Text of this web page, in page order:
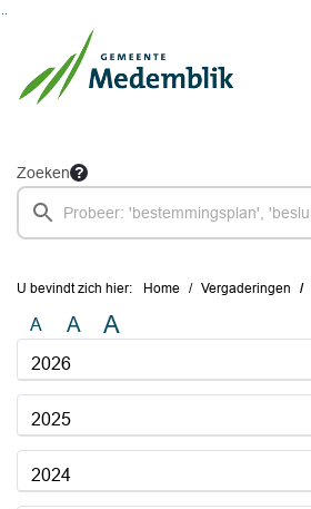
Zoeken
U bevindt zich hier: Home Vergaderingen
A A A
2026
2025
2024